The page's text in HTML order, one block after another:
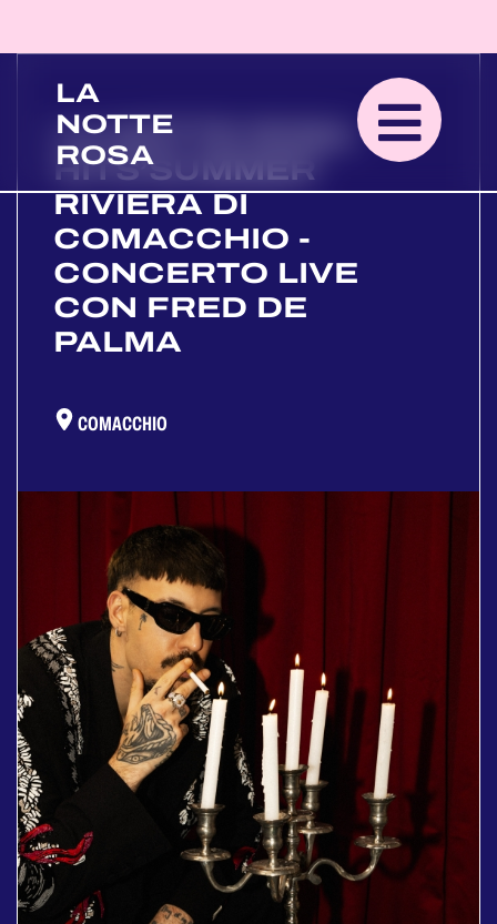
LA
NOTTE
ROSA
LA NOTTE ROSA
HITS’SUMMER
RIVIERA DI
COMACCHIO -
CONCERTO LIVE
CON FRED DE
PALMA
COMACCHIO